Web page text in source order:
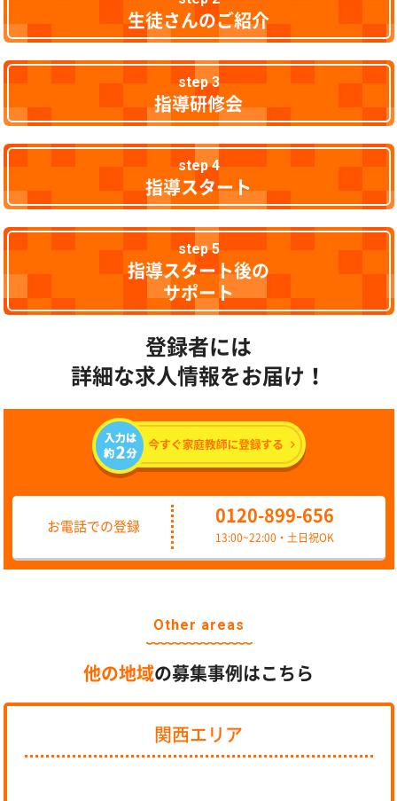
生徒さんのご紹介
step 3
指導研修会
step 4
指導スタート
step 5
指導スタート後の
サポート
登録者には
詳細な求人情報をお届け！
お電話での登録
0120-899-656
13:00~22:00・土日祝OK
Other areas
他の地域の募集事例はこちら
関西エリア